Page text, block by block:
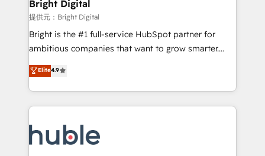
Partner 📆Founded in 1997
workflows • Salesforce + HubSpot integration •
Website design and CMS development • ERP
integration: SAP, NetSuite, Microsoft Dynamics, … •
platform • Client/member portals built on HubSpot •
CaterSuite for the catering industry • Custom and
WooCommerce, BuilderTrend, and more Experience
the difference — reach out to see how AI + HubSpot
Bright Digital
提供元：Bright Digital
Bright is the #1 full-service HubSpot partner for
ambitious companies that want to grow smarter.
From HubSpot onboarding, to training, from
developing a new website to lead generation and
digital marketing; we do it all (and with great
results)! In short, our services include: - HubSpot
HubSpot development: websites, custom modules,
integrations - Marketing & sales solutions: digital
Elite4.9